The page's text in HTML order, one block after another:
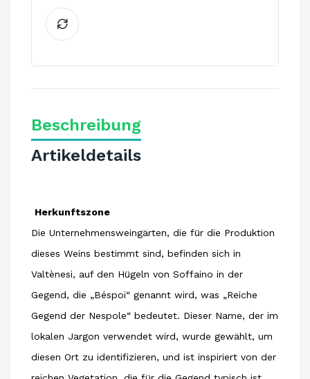
Beschreibung
Artikeldetails
Herkunftszone
Die Unternehmensweingärten, die für die Produktion
dieses Weins bestimmt sind, befinden sich in
Valtènesi, auf den Hügeln von Soffaino in der
Gegend, die „Béspoi“ genannt wird, was „Reiche
Gegend der Nespole“ bedeutet. Dieser Name, der im
lokalen Jargon verwendet wird, wurde gewählt, um
diesen Ort zu identifizieren, und ist inspiriert von der